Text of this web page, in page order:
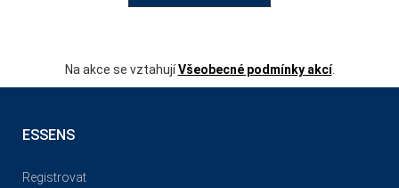
Na akce se vztahujíVšeobecné podmínky akcí.
ESSENS
Registrovat